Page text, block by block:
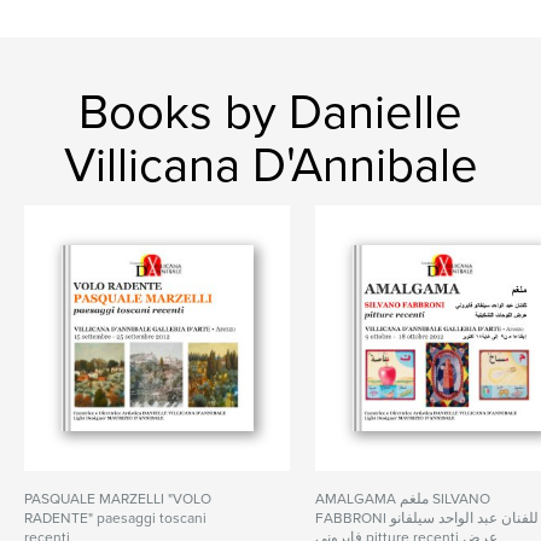
Books by Danielle
Villicana D'Annibale
PASQUALE MARZELLI "VOLO
RADENTE" paesaggi toscani
recenti
AMALGAMA ملغم SILVANO
FABBRONI للفنان عبد الواحد سيلفانو
فابروني pitture recenti عرض